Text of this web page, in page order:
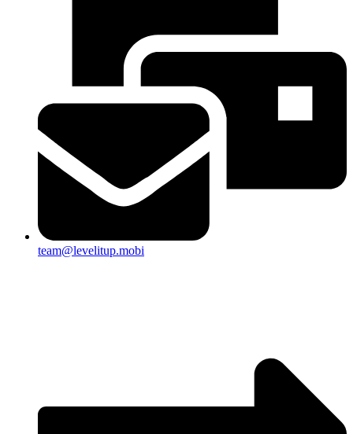
team@levelitup.mobi